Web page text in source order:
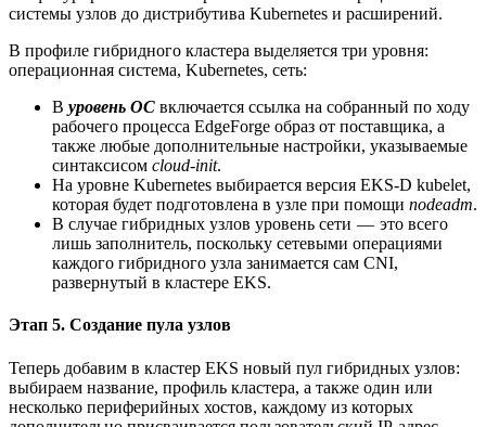
системы узлов до дистрибутива Kubernetes и расширений.
В профиле гибридного кластера выделяется три уровня:
операционная система, Kubernetes, сеть:
В уровень ОС включается ссылка на собранный по ходу
рабочего процесса EdgeForge образ от поставщика, а
также любые дополнительные настройки, указываемые
синтаксисом cloud-init.
На уровне Kubernetes выбирается версия EKS-D kubelet,
которая будет подготовлена в узле при помощи nodeadm.
В случае гибридных узлов уровень сети — это всего
лишь заполнитель, поскольку сетевыми операциями
каждого гибридного узла занимается сам CNI,
развернутый в кластере EKS.
Этап 5. Создание пула узлов
Теперь добавим в кластер EKS новый пул гибридных узлов:
выбираем название, профиль кластера, а также один или
несколько периферийных хостов, каждому из которых